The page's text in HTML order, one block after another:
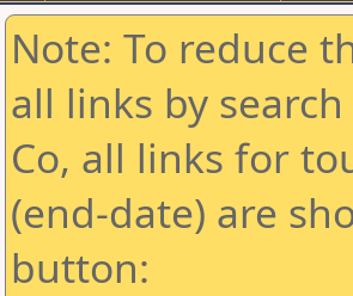
Note: To reduce
all links by
Co, all links for
(end-date) are
button: